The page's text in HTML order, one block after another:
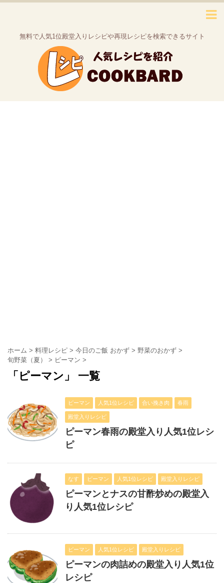
無料で人気1位殿堂入りレシピや再現レシピを検索できるサイト
ホーム > 料理レシピ > 今日のご飯 おかず > 野菜のおかず >
旬野菜（夏）
> ピーマン >
「ピーマン」 一覧
ピーマン 人気1位レシピ 合い挽き肉 春雨
殿堂入りレシピ
ピーマン春雨の殿堂入り人気1位レシ
ピ
なす ピーマン 人気1位レシピ 殿堂入りレシピ
ピーマンとナスの甘酢炒めの殿堂入
り人気1位レシピ
ピーマン 人気1位レシピ 殿堂入りレシピ
ピーマンの肉詰めの殿堂入り人気1位
レシピ